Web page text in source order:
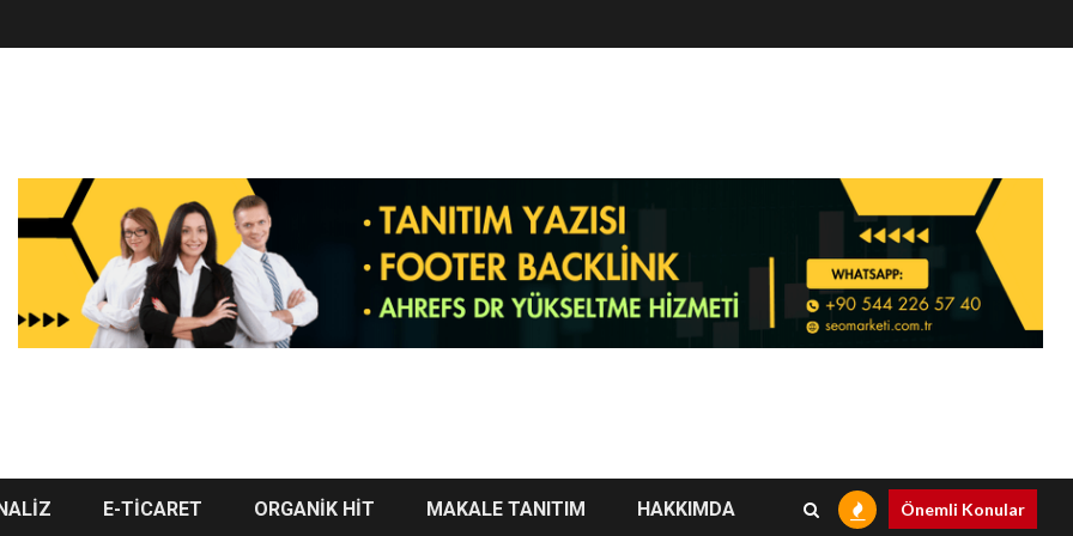
E-TİCARET ORGANİK HİT MAKALE TANITIM HAKKIMDA Önemli Konular